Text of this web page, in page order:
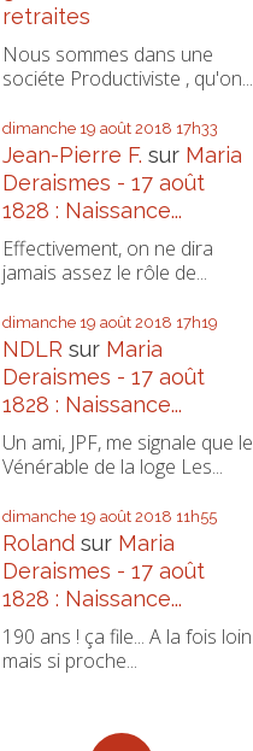
retraites
Nous sommes dans une
sociéte Productiviste , qu'on...
dimanche 19 août 2018 17h33
Jean-Pierre F. sur Maria
Deraismes - 17 août
1828 : Naissance...
Effectivement, on ne dira
jamais assez le rôle de...
dimanche 19 août 2018 17h19
NDLR sur Maria
Deraismes - 17 août
1828 : Naissance...
Un ami, JPF, me signale que le
Vénérable de la loge Les...
dimanche 19 août 2018 11h55
Roland sur Maria
Deraismes - 17 août
1828 : Naissance...
190 ans ! ça file... A la fois loin
mais si proche...